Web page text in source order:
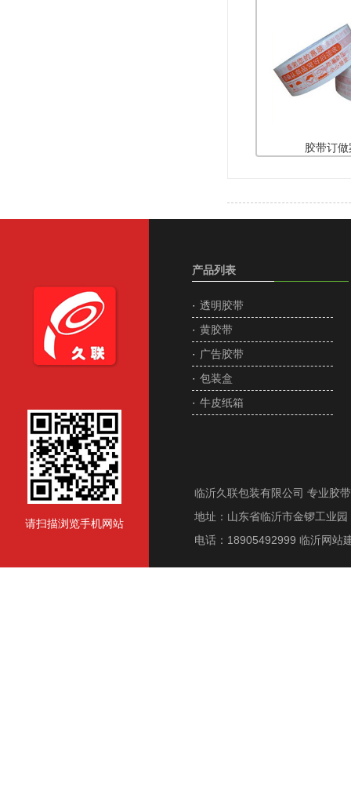
胶带订
请扫描浏览手机网站
产品列表
· 透明胶带
· 黄胶带
· 广告胶带
· 包装盒
· 牛皮纸箱
临沂久联包装有限公司 专业胶
地址：山东省临沂市金锣工业
电话：18905492999 临沂网站